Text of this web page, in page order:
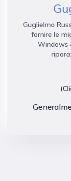
Guglielmo
fornire le
Windows